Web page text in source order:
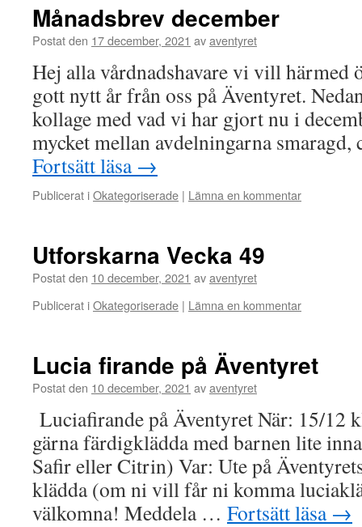
Månadsbrev december
Postat den 17 december, 2021 avaventyret
Hej alla vårdnadshavare vi vill härmed
gott nytt år från oss på Äventyret.
kollage med vad vi har gjort nu i
mycket mellan avdelningarna
Fortsätt läsa →
Publicerat iOkategoriserade | Lämna en kommentar
Utforskarna Vecka 49
Postat den 10 december, 2021 avaventyret
Publicerat iOkategoriserade | Lämna en kommentar
Lucia firande på Äventyret
Postat den 10 december, 2021 avaventyret
Luciafirande på Äventyret När: 15/12
gärna färdigklädda med barnen lite
Safir eller Citrin) Var: Ute på
klädda (om ni vill får ni komma
välkomna! Meddela … Fortsätt läsa →